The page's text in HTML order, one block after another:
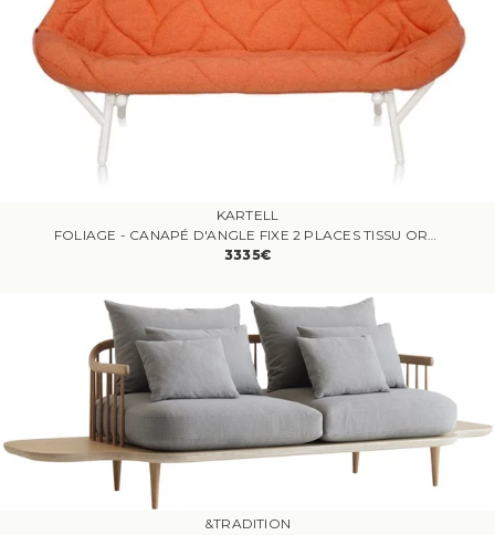
KARTELL
FOLIAGE - CANAPÉ D'ANGLE FIXE 2 PLACES TISSU ORANGE
3335€
&TRADITION